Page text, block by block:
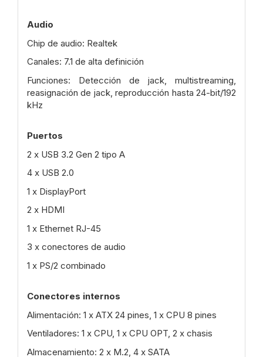
Audio
Chip de audio: Realtek
Canales: 7.1 de alta definición
Funciones: Detección de jack, multistreaming,
reasignación de jack, reproducción hasta 24-bit/192
kHz
Puertos
2 x USB 3.2 Gen 2 tipo A
4 x USB 2.0
1 x DisplayPort
2 x HDMI
1 x Ethernet RJ-45
3 x conectores de audio
1 x PS/2 combinado
Conectores internos
Alimentación: 1 x ATX 24 pines, 1 x CPU 8 pines
Ventiladores: 1 x CPU, 1 x CPU OPT, 2 x chasis
Almacenamiento: 2 x M.2, 4 x SATA